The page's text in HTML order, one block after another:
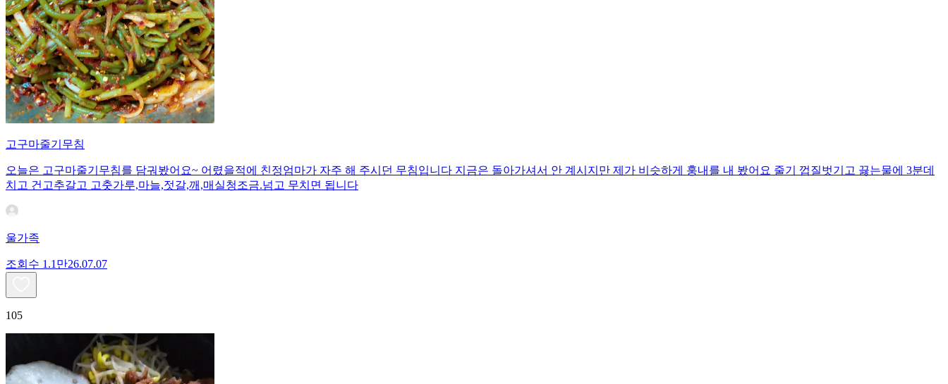
고구마줄기무침
오늘은 고구마줄기무침를 담궈봤어요~ 어렸을적에 친정엄마가 자주 해 주시던 무침입니다 지금은 돌아가셔서 안 계시지만 제가 비슷하게 훙내를 내 봤어요 줄기 껍질벗기고 끓는물에 3분데
치고 건고추갈고 고춧가루,마늘,젓갈,깨,매실청조금.넘고 무치면 됩니다
울가족
조회수 1.1만26.07.07
105